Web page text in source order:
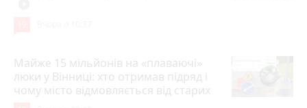
Майже 15 мільйонів на «плаваючі»
люки у Вінниці: хто отримав підряд і
чому місто відмовляється від старих